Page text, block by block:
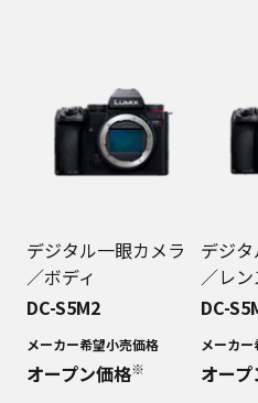
デジタル一眼カメラ
／ボディ
DC-S5M2
メーカー希望小売価格
オープン価格※
デジ
／レ
DC-
メーカ
オー